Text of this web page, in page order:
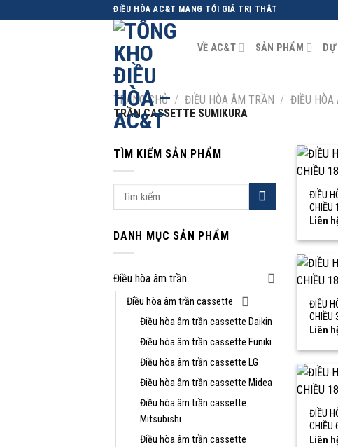
ĐIỀU HÒA AC&T MANG TỚI GIÁ TRỊ THẬT
VỀ AC&T SẢN PHẨM DỰ
TRANG CHỦ / ĐIỀU HÒA ÂM TRẦN / ĐIỀU HÒA
TRẦN CASSETTE SUMIKURA
TÌM KIẾM SẢN PHẨM
Tìm
kiếm:
DANH MỤC SẢN PHẨM
Điều hòa âm trần
Điều hòa âm trần cassette
Điều hòa âm trần cassette Daikin
Điều hòa âm trần cassette Funiki
Điều hòa âm trần cassette LG
Điều hòa âm trần cassette Midea
Điều hòa âm trần cassette
Mitsubishi
Điều hòa âm trần cassette
ĐIỀU
CHIỀU
Liên
ĐIỀU
CHIỀU
Liên
ĐIỀU
CHIỀU
Liên